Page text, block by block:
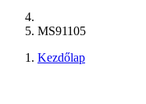
MS91105
Kezdőlap